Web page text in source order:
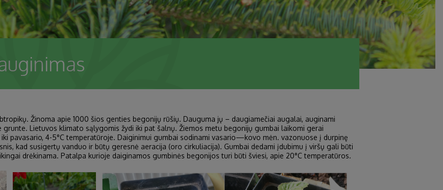
Žinoma apie 1000 šios genties begonijų rūšių. Dauguma jų – daugiamečiai augalai, auginami
Lietuvos klimato sąlygomis žydi iki pat šalnų. Žiemos metu begonijų gumbai laikomi gerai
pavasario, 4-5°C temperatūroje. Daiginimui gumbai sodinami vasario—kovo mėn. vazonuose į durpinę
kad susigertų vanduo ir būtų geresnė aeracija (oro cirkuliacija). Gumbai dedami įdubimu į viršų gali būti
drėkinama. Patalpa kurioje daiginamos gumbinės begonijos turi būti šviesi, apie 20°C temperatūros.